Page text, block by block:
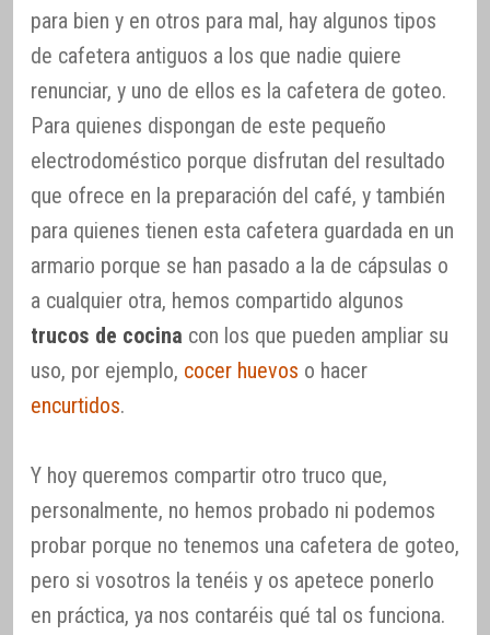
para bien y en otros para mal, hay algunos tipos
de cafetera antiguos a los que nadie quiere
renunciar, y uno de ellos es la cafetera de goteo.
Para quienes dispongan de este pequeño
electrodoméstico porque disfrutan del resultado
que ofrece en la preparación del café, y también
para quienes tienen esta cafetera guardada en un
armario porque se han pasado a la de cápsulas o
a cualquier otra, hemos compartido algunos
trucos de cocina con los que pueden ampliar su
uso, por ejemplo, cocer huevos o hacer
encurtidos.
Y hoy queremos compartir otro truco que,
personalmente, no hemos probado ni podemos
probar porque no tenemos una cafetera de goteo,
pero si vosotros la tenéis y os apetece ponerlo
en práctica, ya nos contaréis qué tal os funciona.